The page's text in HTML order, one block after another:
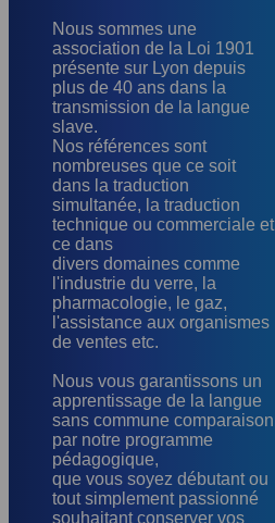
Nous sommes une
association de la Loi 1901
présente sur Lyon depuis
plus de 40 ans dans la
transmission de la langue
slave.
Nos références sont
nombreuses que ce soit
dans la traduction
simultanée, la traduction
technique ou commerciale et
ce dans
divers domaines comme
l'industrie du verre, la
pharmacologie, le gaz,
l'assistance aux organismes
de ventes etc.
Nous vous garantissons un
apprentissage de la langue
sans commune comparaison
par notre programme
pédagogique,
que vous soyez débutant ou
tout simplement passionné
souhaitant conserver vos